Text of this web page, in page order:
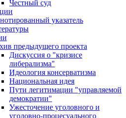
Честный суд
указатель
предыдущего проекта
Дискуссия о "кризисе
либерализма"
Идеология консерватизма
Национальная идея
Пути легитимации "управляемой
демократии"
Ужесточение уголовного и
уголовно-процесуального